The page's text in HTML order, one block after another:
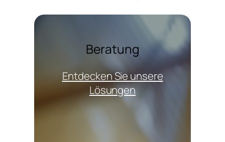
Beratung
Entdecken Sie unsere
Lösungen